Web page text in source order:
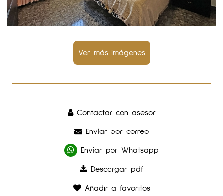
Contactar con asesor
Envíar por correo
Envíar por Whatsapp
Descargar pdf
Añadir a favoritos